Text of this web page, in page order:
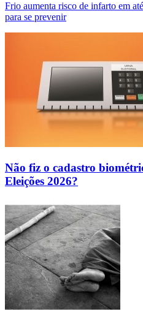
Frio aumenta risco de infarto em
para se prevenir
Não fiz o cadastro
Eleições 2026?